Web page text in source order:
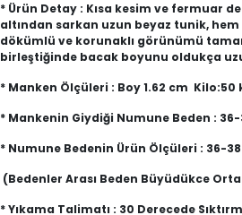
* Ürün Detay : Kısa kesim ve fermuar
altından sarkan uzun beyaz tunik,
dökümlü ve korunaklı görünümü
birleştiğinde bacak boyunu oldukça
* Manken Ölçüleri : Boy 1.62 cm Kilo:50
* Mankenin Giydiği Numune Beden : 36-
* Numune Bedenin Ürün Ölçüleri : 36-
(Bedenler Arası Beden Büyüdükce
* Yıkama Talimatı : 30 Derecede